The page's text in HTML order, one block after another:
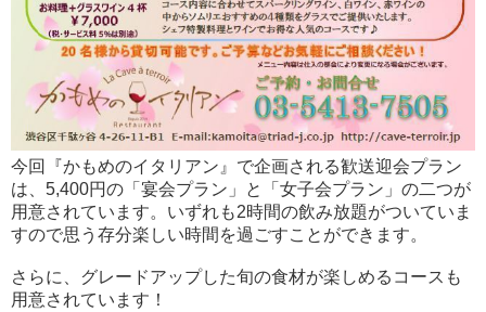
今回『かもめのイタリアン』で企画される歓送迎会プラン
は、5,400円の「宴会プラン」と「女子会プラン」の二つが
用意されています。いずれも2時間の飲み放題がついていま
すので思う存分楽しい時間を過ごすことができます。
さらに、グレードアップした旬の食材が楽しめるコースも
用意されています！